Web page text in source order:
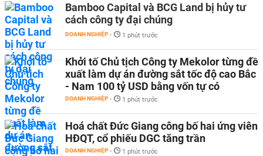
Bamboo Capital và BCG Land bị hủy tư
cách công ty đại chúng
DOANH NGHIỆP - 1 phút trước
Khởi tố Chủ tịch Công ty Mekolor từng đề
xuất làm dự án đường sắt tốc độ cao Bắc
- Nam 100 tỷ USD bằng vốn tự có
DOANH NGHIỆP - 1 phút trước
Hoá chất Đức Giang công bố hai ứng viên
HĐQT, cổ phiếu DGC tăng trần
DOANH NGHIỆP - 1 phút trước